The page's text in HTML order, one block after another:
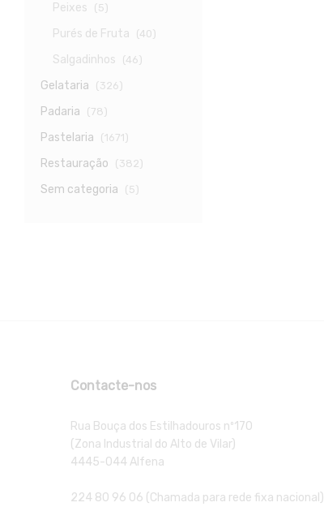
Peixes (5)
Purés de Fruta (40)
Salgadinhos (46)
Gelataria (326)
Padaria (78)
Pastelaria (1671)
Restauração (382)
Sem categoria (5)
Contacte-nos
Rua Bouça dos Estilhadouros nº170
(Zona Industrial do Alto de Vilar)
4445-044 Alfena
224 80 96 06 (Chamada para rede fixa nacional)